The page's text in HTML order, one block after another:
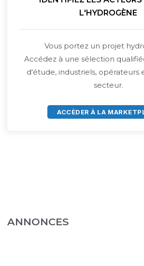
L'HYDROGÈNE
Vous portez un projet
Accédez à une sélection
d'étude, industriels, opérateurs
secteur.
ACCÈDER À LA
ANNONCES